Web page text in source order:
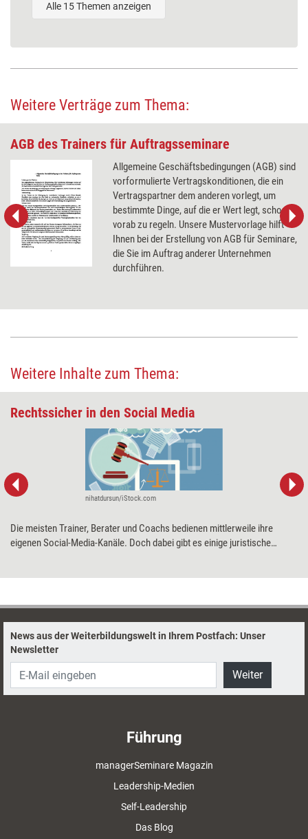
Alle 15 Themen anzeigen
Weitere Verträge zum Thema:
AGB des Trainers für Auftragsseminare
Allgemeine Geschäftsbedingungen (AGB) sind
vorformulierte Vertragskonditionen, die ein
Vertragspartner dem anderen vorlegt, um
bestimmte Dinge, auf die er Wert legt, schon
vorab zu regeln. Unsere Mustervorlage hilft
Ihnen bei der Erstellung von AGB für Seminare,
die Sie im Auftrag anderer Unternehmen
durchführen.
Weitere Inhalte zum Thema:
Rechtssicher in den Social Media
nihatdursun/iStock.com
Die meisten Trainer, Berater und Coachs bedienen mittlerweile ihre
eigenen Social-Media-Kanäle. Doch dabei gibt es einige juristische
News aus der Weiterbildungswelt in Ihrem Postfach: Unser
Newsletter
Weiter
Führung
managerSeminare Magazin
Leadership-Medien
Self-Leadership
Das Blog